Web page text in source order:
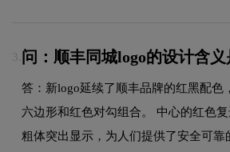
3. 问：顺丰同城logo的设计含义
答：新logo延续了顺丰品牌的红黑配色
六边形和红色对勾组合。 中心的红色
粗体突出显示，为人们提供了安全可靠